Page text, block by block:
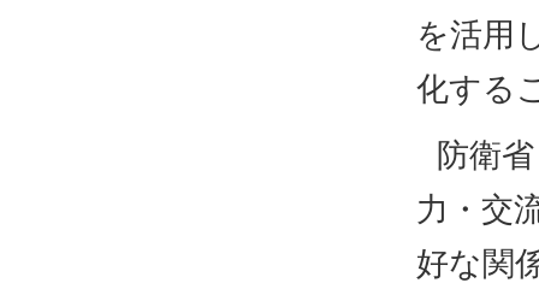
を活用
化する
防衛
力・交
好な関